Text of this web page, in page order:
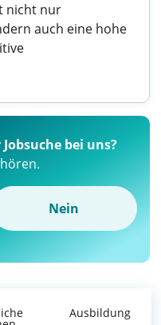
nicht nur
auch eine hohe
bei uns?
Nein
Ausbildung